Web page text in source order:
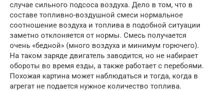
случае сильного подсоса воздуха. Дело в том, что в
составе топливно-воздушной смеси нормальное
соотношение воздуха и топлива в подобной ситуации
заметно отклоняется от нормы. Смесь получается
очень «бедной» (много воздуха и минимум горючего).
На таком заряде двигатель заводится, но не набирает
обороты во время езды, а также работает с перебоями.
Похожая картина может наблюдаться и тогда, когда в
агрегат не подается нужное количество топлива.